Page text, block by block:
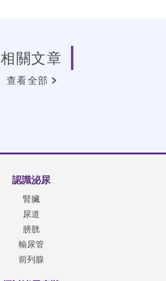
相關文章
查看全部
認識泌尿
腎臟
尿道
膀胱
輸尿管
前列腺